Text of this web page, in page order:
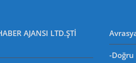
AJANSI LTD.ŞTİ
-